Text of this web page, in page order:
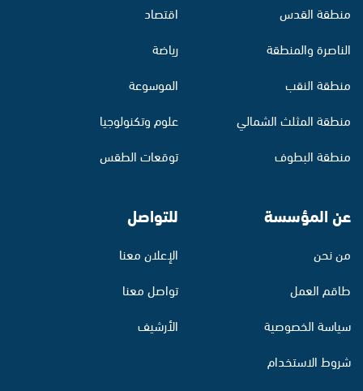
منطقة القدس
الناصرة والمنطقة
منطقة النقب
منطقة المثلث الشمالي
منطقة البطوف
اقتصاد
رياضة
الموسوعة
علوم وتكنولوجيا
توقعات الطقس
عن المؤسسة
من نحن
طاقم العمل
سياسة الخصوصية
شروط الاستخدام
للتواصل
الإعلان معنا
تواصل معنا
الأرشيف